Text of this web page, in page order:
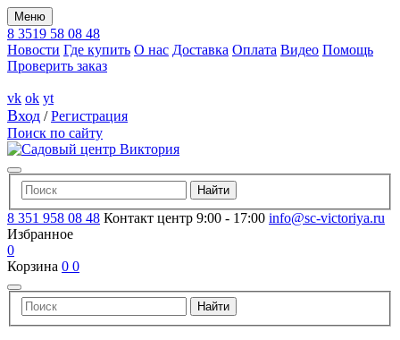
Меню
8 3519 58 08 48
Новости Где купить О нас Доставка Оплата Видео Помощь
Проверить заказ
vk ok yt
Вход /Регистрация
Поиск по сайту
8 351 958 08 48 Контакт центр 9:00 - 17:00 info@sc-victoriya.ru
Избранное
0
Корзина 0 0